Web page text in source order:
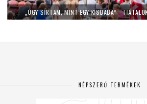
„ÚGY SÍRTAM, MINT EGY KISBABA” –
NÉPSZERŰ TERMÉKEK